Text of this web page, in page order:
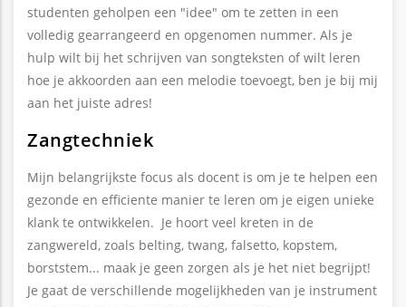
studenten geholpen een "idee" om te zetten in een
volledig gearrangeerd en opgenomen nummer. Als je
hulp wilt bij het schrijven van songteksten of wilt leren
hoe je akkoorden aan een melodie toevoegt, ben je bij mij
aan het juiste adres!
Zangtechniek
Mijn belangrijkste focus als docent is om je te helpen een
gezonde en efficiente manier te leren om je eigen unieke
klank te ontwikkelen. Je hoort veel kreten in de
zangwereld, zoals belting, twang, falsetto, kopstem,
borststem... maak je geen zorgen als je het niet begrijpt!
Je gaat de verschillende mogelijkheden van je instrument